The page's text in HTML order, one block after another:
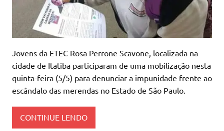
Jovens da ETEC Rosa Perrone Scavone, localizada na
cidade de Itatiba participaram de uma mobilização nesta
quinta-feira (5/5) para denunciar a impunidade frente ao
escândalo das merendas no Estado de São Paulo.
CONTINUE LENDO